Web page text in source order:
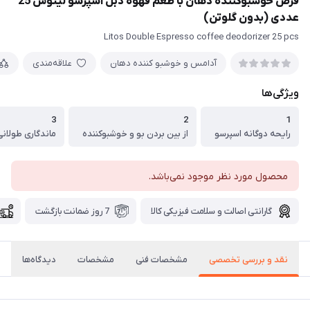
عددی (بدون گلوتن)
Litos Double Espresso coffee deodorizer 25 pcs
آدامس و خوشبو کننده دهان علاقه‌مندی
ویژگی‌ها
1
رایحه دوگانه اسپرسو
2
از بین بردن بو و خوشبوکننده
3
ماندگاری
محصول مورد نظر موجود نمی‌باشد.
گارانتی اصالت و سلامت فیزیکی کالا 7 روز ضمانت بازگشت
نقد و بررسی تخصصی مشخصات فنی مشخصات دیدگاه‌ها